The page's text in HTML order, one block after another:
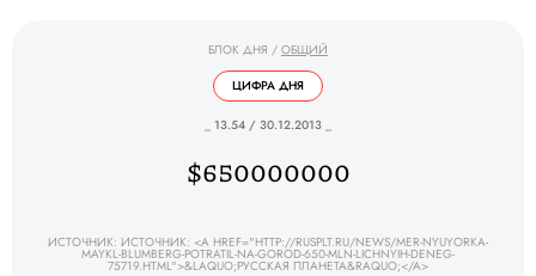
БЛОК ДНЯ / ОБЩИЙ
ЦИФРА ДНЯ
_ 13.54 / 30.12.2013 _
$650000000
ИСТОЧНИК: ИСТОЧНИК: <A HREF="HTTP://RUSPLT.RU/NEWS/MER-NYUYORKA-
MAYKL-BLUMBERG-POTRATIL-NA-GOROD-650-MLN-LICHNYIH-DENEG-
75719.HTML">&LAQUO;РУССКАЯ ПЛАНЕТА&RAQUO;</A>